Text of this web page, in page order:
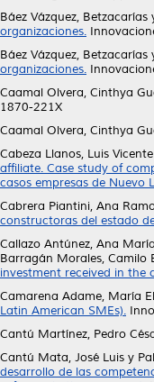
Báez Vázquez, Betzacarías
organizaciones.
Báez Vázquez, Betzacarías
organizaciones.
Caamal Olvera, Cinthya
1870-221X
Caamal Olvera, Cinthya
Cabeza Llanos, Luis Vicente
affiliate. Case study of
casos empresas de Nuevo
Cabrera Piantini, Ana
constructoras del estado
Callazo Antúnez, Ana María
Barragán Morales, Camilo
investment received in the
Camarena Adame, María
Latin American SMEs).
Cantú Martínez, Pedro
Cantú Mata, José Luis y
desarrollo de las